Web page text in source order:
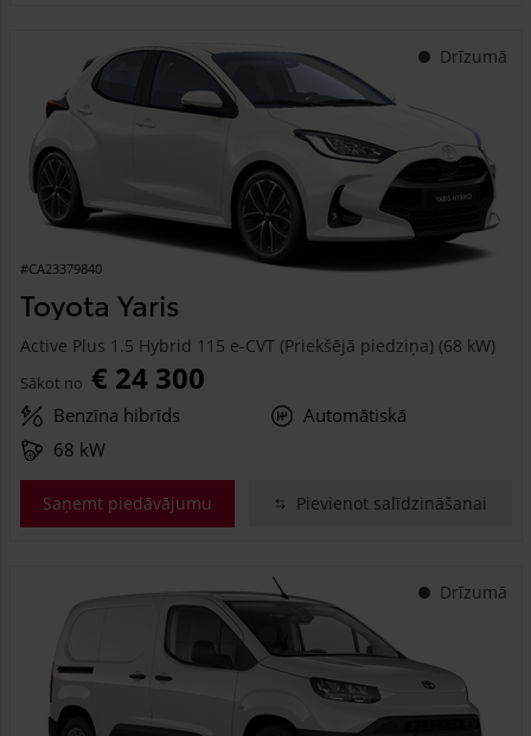
Drīzumā
#CA23379840
Toyota Yaris
Active Plus 1.5 Hybrid 115 e-CVT (Priekšējā piedziņa) (68 kW)
Sākot no € 24 300
Benzīna hibrīds
Automātiskā
68 kW
Saņemt piedāvājumu Pievienot salīdzināšanai
Drīzumā